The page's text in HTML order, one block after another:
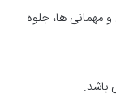
مهمانی ها، جلوه
باشد.